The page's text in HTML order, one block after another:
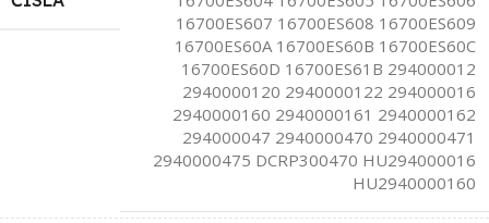
16700ES607 16700ES608 16700ES609
16700ES60A 16700ES60B 16700ES60C
16700ES60D 16700ES61B 294000012
2940000120 2940000122 294000016
2940000160 2940000161 2940000162
294000047 2940000470 2940000471
2940000475 DCRP300470 HU294000016
HU2940000160